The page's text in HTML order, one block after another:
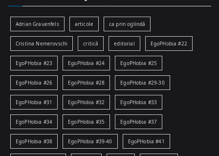
Adrian Grauenfels articole ca prin oglindă
Cristina Nemerovschi critică editorial EgoPHobia #22
EgoPHobia #23 EgoPHobia #24 EgoPHobia #25
EgoPHobia #26 EgoPHobia #28 EgoPHobia #29-30
EgoPHobia #31 EgoPHobia #32 EgoPHobia #33
EgoPHobia #34 EgoPHobia #35 EgoPHobia #37
EgoPHobia #38 EgoPHobia #39-40 EgoPHobia #41